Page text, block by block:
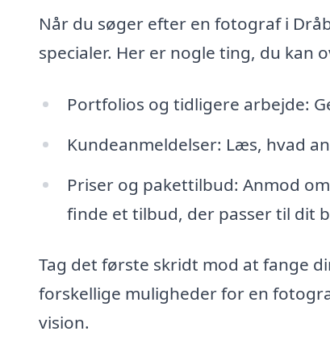
Når du søger efter en fotograf i
specialer. Her er nogle ting, du kan
Portfolios og tidligere arbejde:
Kundeanmeldelser: Læs, hvad
Priser og pakettilbud: Anmod
finde et tilbud, der passer til dit
Tag det første skridt mod at fange
forskellige muligheder for en
vision.